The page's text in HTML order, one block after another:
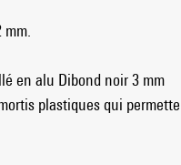
en alu Dibond noir 3 mm
plastiques qui